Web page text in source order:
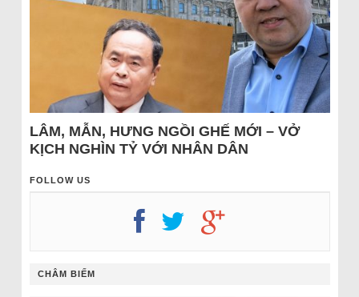
LÂM, MẪN, HƯNG NGỒI GHẾ MỚI – VỞ
KỊCH NGHÌN TỶ VỚI NHÂN DÂN
FOLLOW US
CHÂM BIẾM